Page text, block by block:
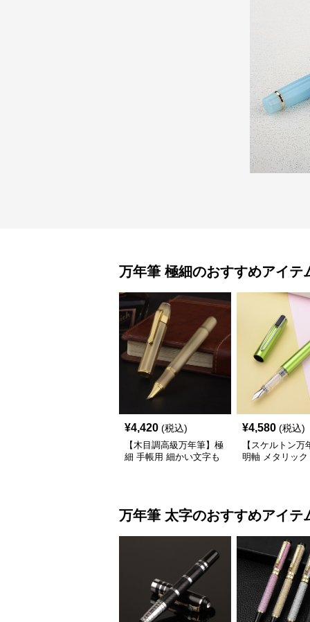
万年筆 極細のおすすめアイテ
¥4,420 (税込)
【木目調高級万年筆】極
細 手帳用 細かい文字も
¥4,580 (税込)
【スケルトン万
明軸 メタリック
万年筆 太字のおすすめアイテ